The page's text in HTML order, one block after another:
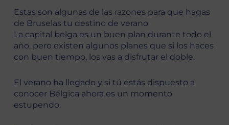
Estas son algunas de las razones para que hagas
de Bruselas tu destino de verano
La capital belga es un buen plan durante todo el
año, pero existen algunos planes que si los haces
con buen tiempo, los vas a disfrutar el doble.
El verano ha llegado y si tú estás dispuesto a
conocer Bélgica ahora es un momento
estupendo.